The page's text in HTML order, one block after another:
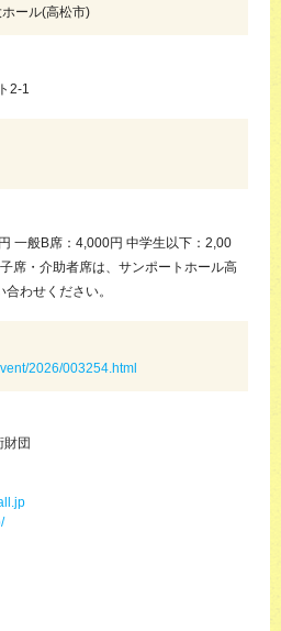
ール(高松市)
2-1
一般B席：4,000円 中学生以下：2,00
席・介助者席は、サンポートホール高
わせください。
2026/003254.html
団